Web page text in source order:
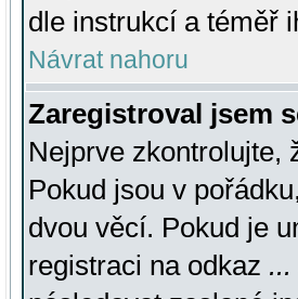
dle instrukcí a téměř
Návrat nahoru
Zaregistroval jsem
Nejprve zkontrolujte,
Pokud jsou v
dvou věcí. Pokud je
registraci na odkaz